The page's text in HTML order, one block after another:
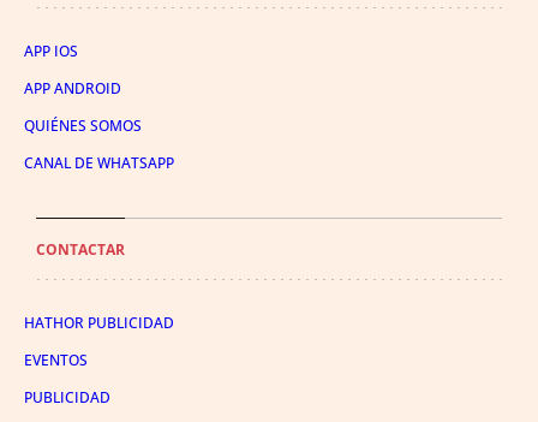
APP IOS
APP ANDROID
QUIÉNES SOMOS
CANAL DE WHATSAPP
CONTACTAR
HATHOR PUBLICIDAD
EVENTOS
PUBLICIDAD